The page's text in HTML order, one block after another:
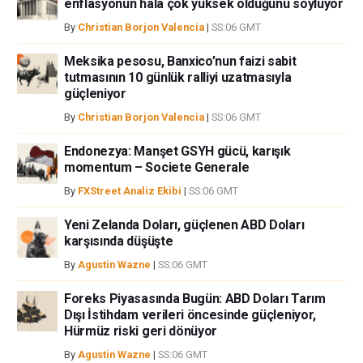
enflasyonun hala çok yüksek olduğunu söylüyor
By Christian Borjon Valencia | SS:06 GMT
Meksika pesosu, Banxico’nun faizi sabit
tutmasının 10 günlük ralliyi uzatmasıyla
güçleniyor
By Christian Borjon Valencia | SS:06 GMT
Endonezya: Manşet GSYH gücü, karışık
momentum – Societe Generale
By FXStreet Analiz Ekibi | SS:06 GMT
Yeni Zelanda Doları, güçlenen ABD Doları
karşısında düşüşte
By Agustin Wazne | SS:06 GMT
Foreks Piyasasında Bugün: ABD Doları Tarım
Dışı İstihdam verileri öncesinde güçleniyor,
Hürmüz riski geri dönüyor
By Agustin Wazne | SS:06 GMT